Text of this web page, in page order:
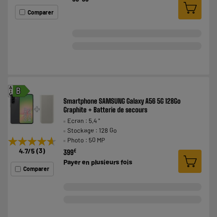
Comparer
B
A
G
★★★★★
★★★★★
4.7/5 (3)
Comparer
Smartphone SAMSUNG Galaxy A56 5G 128Go
Graphite + Batterie de secours
Ecran : 5,4 "
Stockage : 128 Go
Photo : 50 MP
399€
Payer en plusieurs fois